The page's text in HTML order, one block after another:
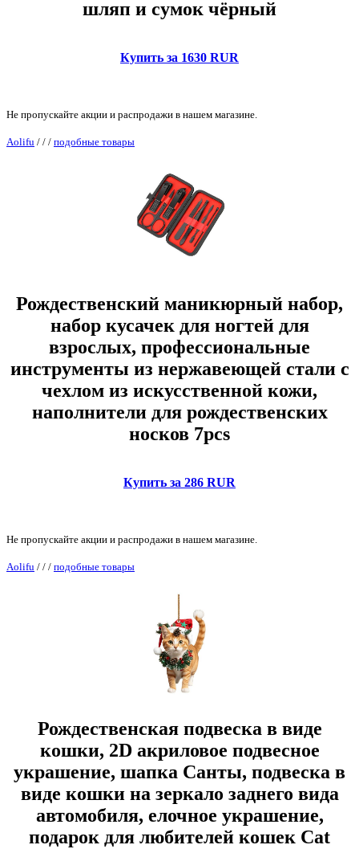
шляп и сумок чёрный
Купить за 1630 RUR
Не пропускайте акции и распродажи в нашем магазине.
Aolifu / / / подобные товары
Рождественский маникюрный набор,
набор кусачек для ногтей для
взрослых, профессиональные
инструменты из нержавеющей стали с
чехлом из искусственной кожи,
наполнители для рождественских
носков 7pcs
Купить за 286 RUR
Не пропускайте акции и распродажи в нашем магазине.
Aolifu / / / подобные товары
Рождественская подвеска в виде
кошки, 2D акриловое подвесное
украшение, шапка Санты, подвеска в
виде кошки на зеркало заднего вида
автомобиля, елочное украшение,
подарок для любителей кошек Cat